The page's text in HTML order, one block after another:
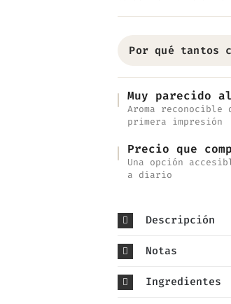
cantidad
Por qué tantos
Muy parecido
Aroma reconocible
primera impresión
Precio que
Una opción
a diario
Descripción
Notas
Ingredientes